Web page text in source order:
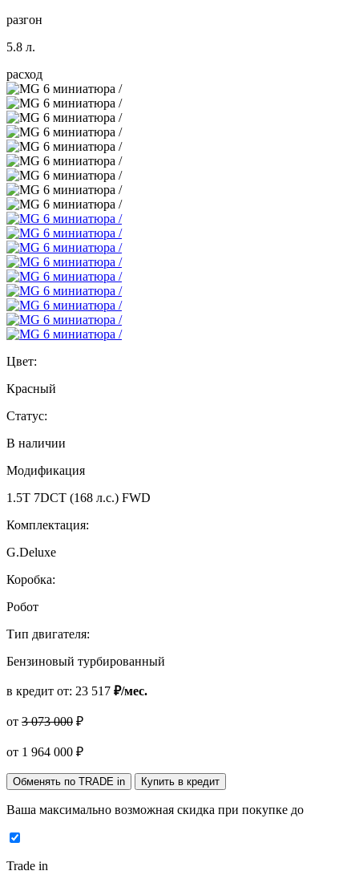
разгон
5.8 л.
расход
Цвет:
Красный
Статус:
В наличии
Модификация
1.5T 7DCT (168 л.с.) FWD
Комплектация:
G.Deluxe
Коробка:
Робот
Тип двигателя:
Бензиновый турбированный
в кредит от: 23 517 ₽/мес.
от 3 073 000 ₽
от 1 964 000 ₽
Обменять по TRADE in Купить в кредит
Ваша максимально возможная скидка при покупке до
Trade in